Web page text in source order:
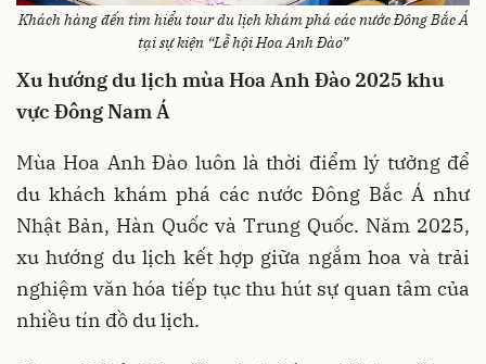
Khách hàng đến tìm hiểu tour du lịch khám phá các nước Đông Bắc Á
tại sự kiện “Lễ hội Hoa Anh Đào”
Xu hướng du lịch mùa Hoa Anh Đào 2025 khu
vực Đông Nam Á
Mùa Hoa Anh Đào luôn là thời điểm lý tưởng để
du khách khám phá các nước Đông Bắc Á như
Nhật Bản, Hàn Quốc và Trung Quốc. Năm 2025,
xu hướng du lịch kết hợp giữa ngắm hoa và trải
nghiệm văn hóa tiếp tục thu hút sự quan tâm của
nhiều tín đồ du lịch.